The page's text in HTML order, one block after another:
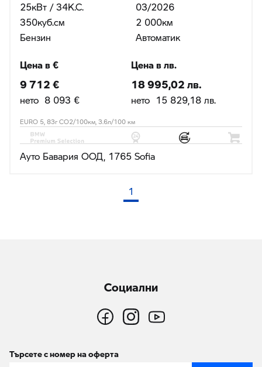
25кВт / 34К.С.
350куб.cм
Бензин
03/2026
2 000км
Автоматик
Цена в €
9 712 €
нето 8 093 €
Цена в лв.
18 995,02 лв.
нето 15 829,18 лв.
EURO 5, 83г CO2/100км, 3.6л/100 км
Ауто Бавария ООД, 1765 Sofia
1
Социални
Търсете с номер на оферта